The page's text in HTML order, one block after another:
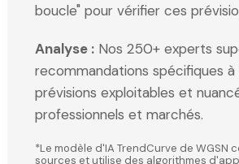
boucle" pour vérifier ces
Analyse : Nos 250+ experts
recommandations spécifiques
prévisions exploitables et
professionnels et marchés.
*Le modèle d'IA TrendCurve de
sources et utilise des algorithmes